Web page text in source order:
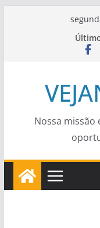
Nossa missão